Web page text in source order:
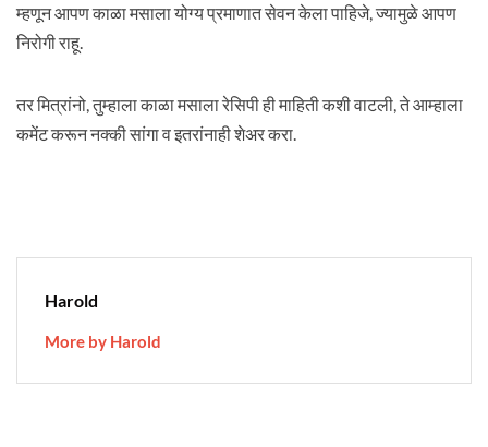
म्हणून आपण काळा मसाला योग्य प्रमाणात सेवन केला पाहिजे, ज्यामुळे आपण
निरोगी राहू.
तर मित्रांनो, तुम्हाला काळा मसाला रेसिपी ही माहिती कशी वाटली, ते आम्हाला
कमेंट करून नक्की सांगा व इतरांनाही शेअर करा.
Harold
More by Harold